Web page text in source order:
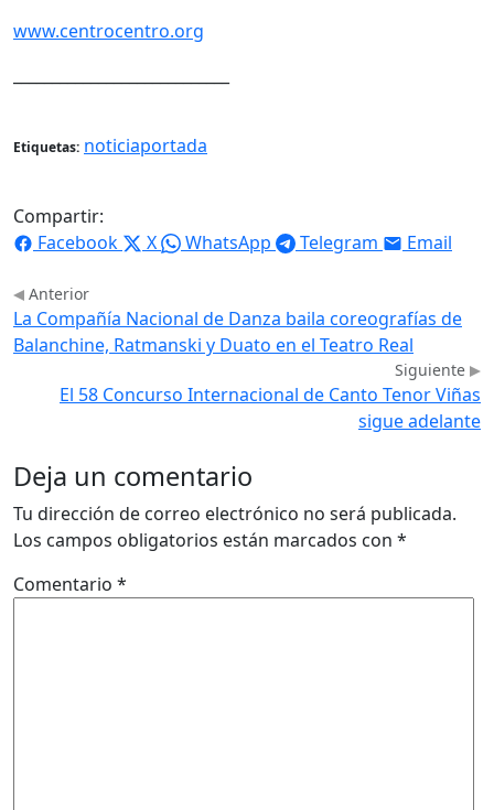
www.centrocentro.org
Etiquetas: noticiaportada
Compartir:
Facebook
X WhatsApp Telegram Email
Anterior
La Compañía Nacional de Danza baila coreografías de
Balanchine, Ratmanski y Duato en el Teatro Real
Siguiente
El 58 Concurso Internacional de Canto Tenor Viñas
sigue adelante
Deja un comentario
Tu dirección de correo electrónico no será publicada.
Los campos obligatorios están marcados con *
Comentario *